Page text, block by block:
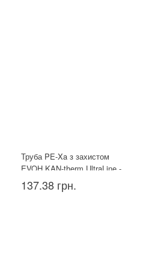
Труба PE-Xa з захистом
EVOH KAN-therm UltraLine -
16x2.2
137.38 грн.